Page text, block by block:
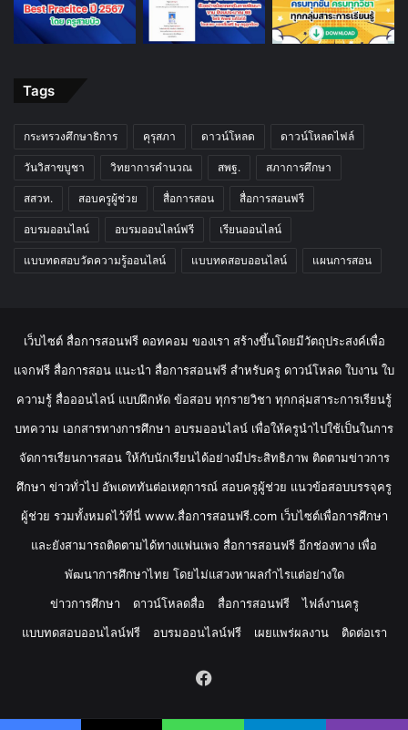
Tags
กระทรวงศึกษาธิการ คุรุสภา ดาวน์โหลด ดาวน์โหลดไฟล์
วันวิสาขบูชา วิทยาการคำนวณ สพฐ. สภาการศึกษา
สสวท. สอบครูผู้ช่วย สื่อการสอน สื่อการสอนฟรี
อบรมออนไลน์ อบรมออนไลน์ฟรี เรียนออนไลน์
แบบทดสอบวัดความรู้ออนไลน์ แบบทดสอบออนไลน์ แผนการสอน
เว็บไซต์ สื่อการสอนฟรี ดอทคอม ของเรา สร้างขึ้นโดยมีวัตถุประสงค์เพื่อ
แจกฟรี สื่อการสอน แนะนำ สื่อการสอนฟรี สำหรับครู ดาวน์โหลด ใบงาน ใบ
ความรู้ สื่อออนไลน์ แบบฝึกหัด ข้อสอบ ทุกรายวิชา ทุกกลุ่มสาระการเรียนรู้
บทความ เอกสารทางการศึกษา อบรมออนไลน์ เพื่อให้ครูนำไปใช้เป็นในการ
จัดการเรียนการสอน ให้กับนักเรียนได้อย่างมีประสิทธิภาพ ติดตามข่าวการ
ศึกษา ข่าวทั่วไป อัพเดททันต่อเหตุการณ์ สอบครูผู้ช่วย แนวข้อสอบบรรจุครู
ผู้ช่วย รวมทั้งหมดไว้ที่นี่ www.สื่อการสอนฟรี.com เว็บไซต์เพื่อการศึกษา
และยังสามารถติดตามได้ทางแฟนเพจ สื่อการสอนฟรี อีกช่องทาง เพื่อ
พัฒนาการศึกษาไทย โดยไม่แสวงหาผลกำไรแต่อย่างใด
ข่าวการศึกษา
ดาวน์โหลดสื่อ สื่อการสอนฟรี
ไฟล์งานครู
แบบทดสอบออนไลน์ฟรี
อบรมออนไลน์ฟรี เผยแพร่ผลงาน ติดต่อเรา
Facebook